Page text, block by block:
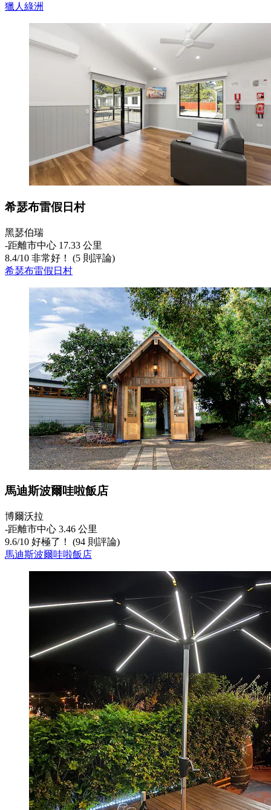
獵人綠洲
希瑟布雷假日村
黑瑟伯瑞
‐距離市中心 17.33 公里
8.4/10 非常好！ (5 則評論)
希瑟布雷假日村
馬迪斯波爾哇啦飯店
博爾沃拉
‐距離市中心 3.46 公里
9.6/10 好極了！ (94 則評論)
馬迪斯波爾哇啦飯店